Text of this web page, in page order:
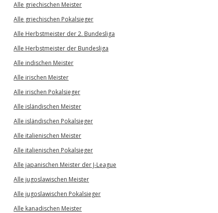
Alle griechischen Meister
Alle griechischen Pokalsieger
Alle Herbstmeister der 2. Bundesliga
Alle Herbstmeister der Bundesliga
Alle indischen Meister
Alle irischen Meister
Alle irischen Pokalsieger
Alle isländischen Meister
Alle isländischen Pokalsieger
Alle italienischen Meister
Alle italienischen Pokalsieger
Alle japanischen Meister der J-League
Alle jugoslawischen Meister
Alle jugoslawischen Pokalsieger
Alle kanadischen Meister